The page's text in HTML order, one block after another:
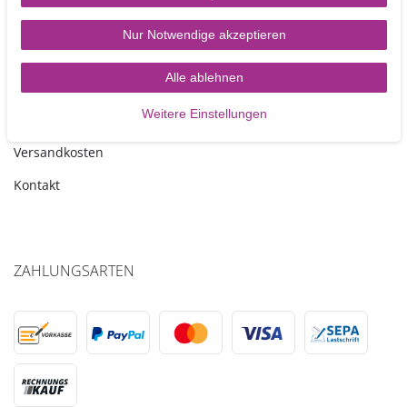
TORTEN-KRAM
Versandkosten
Kontakt
ZAHLUNGSARTEN
Nur Notwendige akzeptieren
Alle ablehnen
Weitere Einstellungen